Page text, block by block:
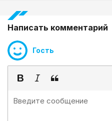
Написать комментарий
Гость